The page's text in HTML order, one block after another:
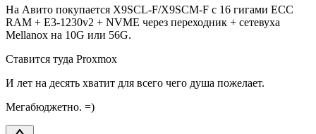
На Авито покупается X9SCL-F/X9SCM-F с 16 гигами ECC
RAM + E3-1230v2 + NVME через переходник + сетевуха
Mellanox на 10G или 56G.
Ставится туда Proxmox
И лет на десять хватит для всего чего душа пожелает.
Мегабюджетно. =)